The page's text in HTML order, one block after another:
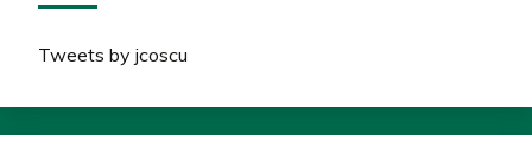
Tweets by jcoscu